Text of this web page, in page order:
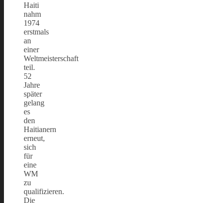
Haiti
nahm
1974
erstmals
an
einer
Weltmeisterschaft
teil.
52
Jahre
später
gelang
es
den
Haitianern
erneut,
sich
für
eine
WM
zu
qualifizieren.
Die